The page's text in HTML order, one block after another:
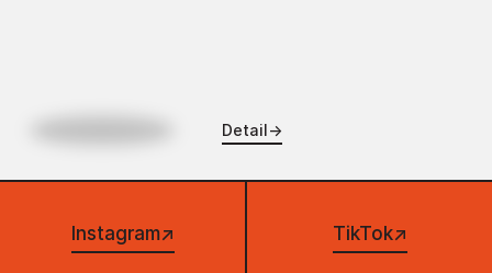
Detail→
Instagram↗ TikTok↗